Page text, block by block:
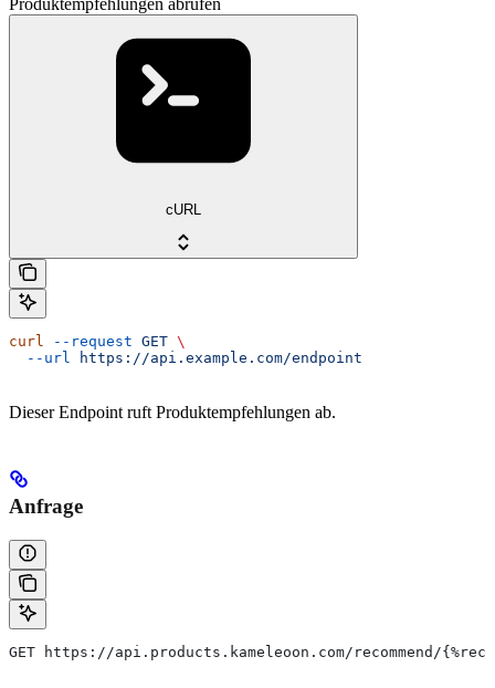
cURL
curl --request GET \
  --url
https://api.example.com/endpoint
Dieser Endpoint ruft Produktempfehlungen ab.
Anfrage
GET https://api.products.kameleoon.com/recommend/